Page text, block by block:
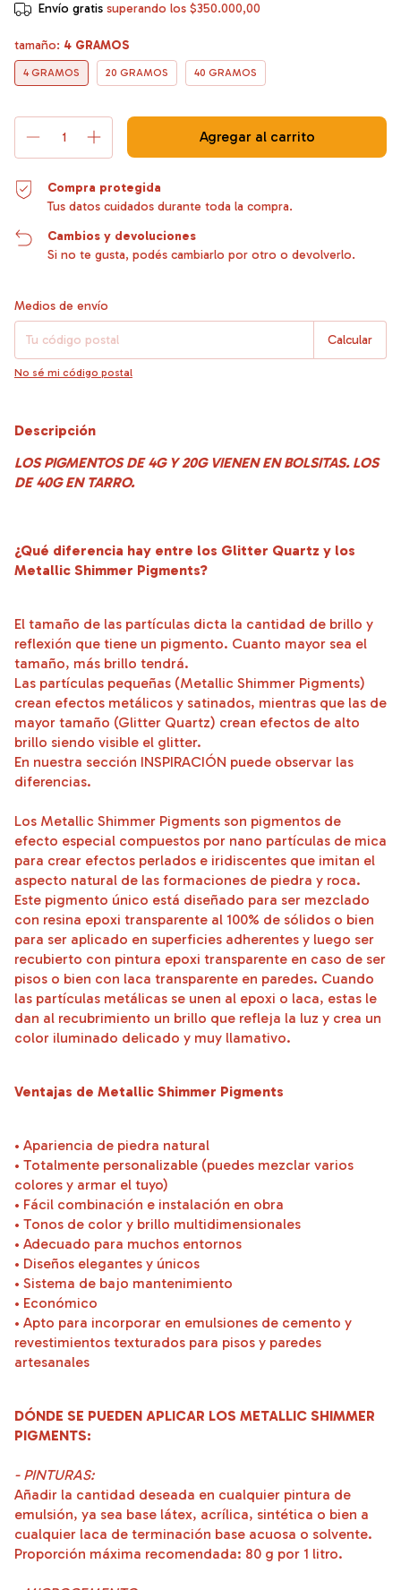
Envío gratis superando los $350.000,00
tamaño: 4 GRAMOS
4 GRAMOS 20 GRAMOS 40 GRAMOS
Compra protegida
Tus datos cuidados durante toda la compra.
Cambios y devoluciones
Si no te gusta, podés cambiarlo por otro o devolverlo.
Entregas para el CP:
Medios de envío
Calcular
No sé mi código postal
Descripción
LOS PIGMENTOS DE 4G Y 20G VIENEN EN BOLSITAS. LOS
DE 40G EN TARRO.
¿Qué diferencia hay entre los Glitter Quartz y los
Metallic Shimmer Pigments?
El tamaño de las partículas dicta la cantidad de brillo y
reflexión que tiene un pigmento. Cuanto mayor sea el
tamaño, más brillo tendrá.
Las partículas pequeñas (Metallic Shimmer Pigments)
crean efectos metálicos y satinados, mientras que las de
mayor tamaño (Glitter Quartz) crean efectos de alto
brillo siendo visible el glitter.
En nuestra sección INSPIRACIÓN puede observar las
diferencias.
Los Metallic Shimmer Pigments son pigmentos de
efecto especial compuestos por nano partículas de mica
para crear efectos perlados e iridiscentes que imitan el
aspecto natural de las formaciones de piedra y roca.
Este pigmento único está diseñado para ser mezclado
con resina epoxi transparente al 100% de sólidos o bien
para ser aplicado en superficies adherentes y luego ser
recubierto con pintura epoxi transparente en caso de ser
pisos o bien con laca transparente en paredes. Cuando
las partículas metálicas se unen al epoxi o laca, estas le
dan al recubrimiento un brillo que refleja la luz y crea un
color iluminado delicado y muy llamativo.
Ventajas de Metallic Shimmer Pigments
• Apariencia de piedra natural
• Totalmente personalizable (puedes mezclar varios
colores y armar el tuyo)
• Fácil combinación e instalación en obra
• Tonos de color y brillo multidimensionales
• Adecuado para muchos entornos
• Diseños elegantes y únicos
• Sistema de bajo mantenimiento
• Económico
• Apto para incorporar en emulsiones de cemento y
revestimientos texturados para pisos y paredes
artesanales
DÓNDE SE PUEDEN APLICAR LOS METALLIC SHIMMER
PIGMENTS:
- PINTURAS:
Añadir la cantidad deseada en cualquier pintura de
emulsión, ya sea base látex, acrílica, sintética o bien a
cualquier laca de terminación base acuosa o solvente.
Proporción máxima recomendada: 80 g por 1 litro.